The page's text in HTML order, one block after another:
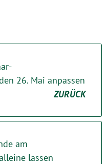
26. Mai anpassen
ZURÜCK
am
lassen